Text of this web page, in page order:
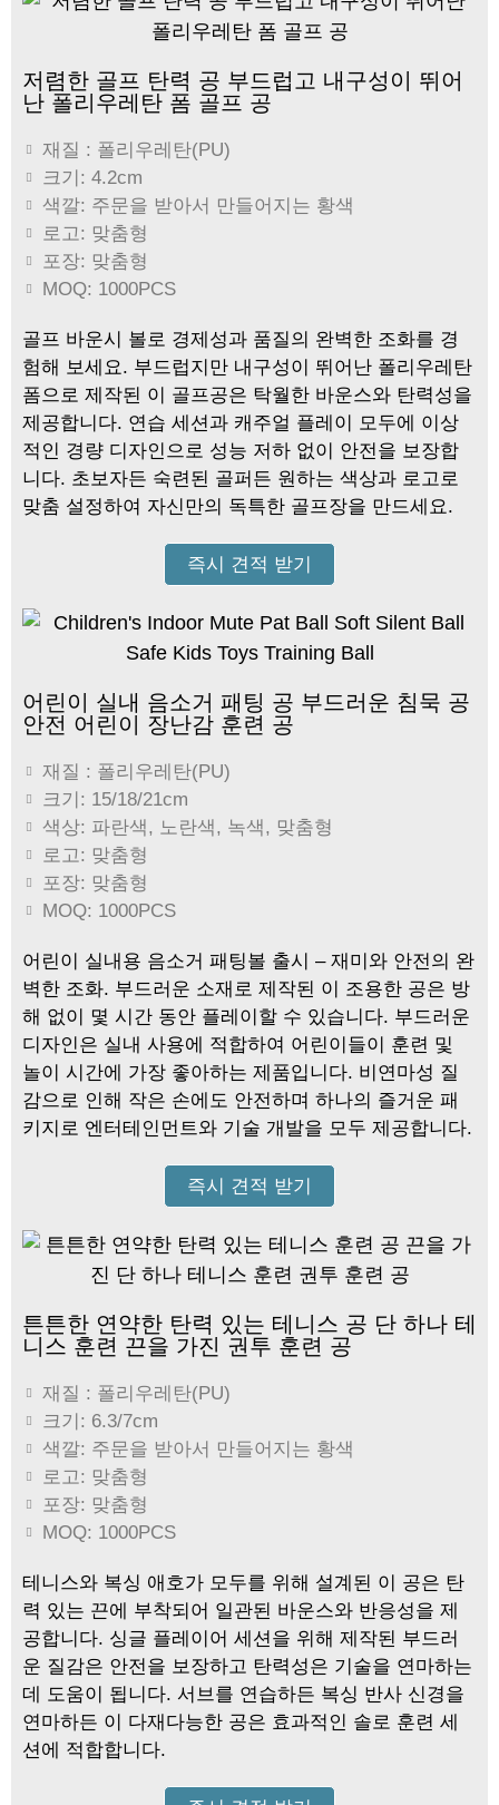
저렴한 골프 탄력 공 부드럽고 내구성이 뛰어
난 폴리우레탄 폼 골프 공
재질 : 폴리우레탄(PU)
크기: 4.2cm
색깔: 주문을 받아서 만들어지는 황색
로고: 맞춤형
포장: 맞춤형
MOQ: 1000PCS
골프 바운시 볼로 경제성과 품질의 완벽한 조화를 경
험해 보세요. 부드럽지만 내구성이 뛰어난 폴리우레탄
폼으로 제작된 이 골프공은 탁월한 바운스와 탄력성을
제공합니다. 연습 세션과 캐주얼 플레이 모두에 이상
적인 경량 디자인으로 성능 저하 없이 안전을 보장합
니다. 초보자든 숙련된 골퍼든 원하는 색상과 로고로
맞춤 설정하여 자신만의 독특한 골프장을 만드세요.
즉시 견적 받기
어린이 실내 음소거 패팅 공 부드러운 침묵 공
안전 어린이 장난감 훈련 공
재질 : 폴리우레탄(PU)
크기: 15/18/21cm
색상: 파란색, 노란색, 녹색, 맞춤형
로고: 맞춤형
포장: 맞춤형
MOQ: 1000PCS
어린이 실내용 음소거 패팅볼 출시 – 재미와 안전의 완
벽한 조화. 부드러운 소재로 제작된 이 조용한 공은 방
해 없이 몇 시간 동안 플레이할 수 있습니다. 부드러운
디자인은 실내 사용에 적합하여 어린이들이 훈련 및
놀이 시간에 가장 좋아하는 제품입니다. 비연마성 질
감으로 인해 작은 손에도 안전하며 하나의 즐거운 패
키지로 엔터테인먼트와 기술 개발을 모두 제공합니다.
즉시 견적 받기
튼튼한 연약한 탄력 있는 테니스 공 단 하나 테
니스 훈련 끈을 가진 권투 훈련 공
재질 : 폴리우레탄(PU)
크기: 6.3/7cm
색깔: 주문을 받아서 만들어지는 황색
로고: 맞춤형
포장: 맞춤형
MOQ: 1000PCS
테니스와 복싱 애호가 모두를 위해 설계된 이 공은 탄
력 있는 끈에 부착되어 일관된 바운스와 반응성을 제
공합니다. 싱글 플레이어 세션을 위해 제작된 부드러
운 질감은 안전을 보장하고 탄력성은 기술을 연마하는
데 도움이 됩니다. 서브를 연습하든 복싱 반사 신경을
연마하든 이 다재다능한 공은 효과적인 솔로 훈련 세
션에 적합합니다.